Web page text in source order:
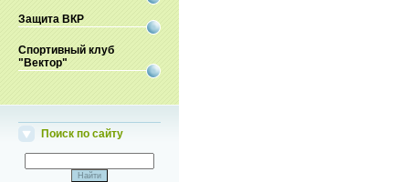
Защита ВКР
Спортивный клуб
"Вектор"
Поиск по сайту